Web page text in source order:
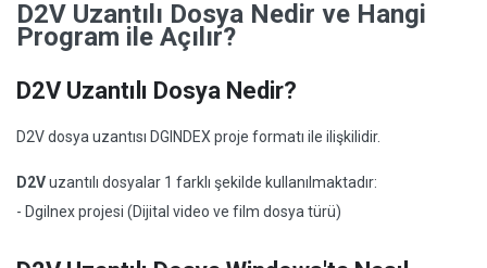
D2V Uzantılı Dosya Nedir ve Hangi
Program ile Açılır?
D2V Uzantılı Dosya Nedir?
D2V dosya uzantısı DGINDEX proje formatı ile ilişkilidir.
D2Vuzantılı dosyalar 1 farklı şekilde kullanılmaktadır:
- Dgilnex projesi (Dijital video ve film dosya türü)